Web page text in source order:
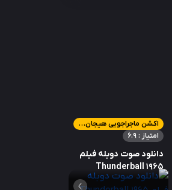
اکشن ماجراجویی هیجان انگیز
امتیاز : 6.9
دانلود صوت دوبله فیلم
Thunderball 1965